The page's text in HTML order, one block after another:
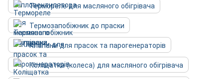
Термореле для масляного обігрівача
Термозапобіжник до праски
Клапани для прасок та парогенераторів
Коліщатка (колеса) для масляного обігрівача